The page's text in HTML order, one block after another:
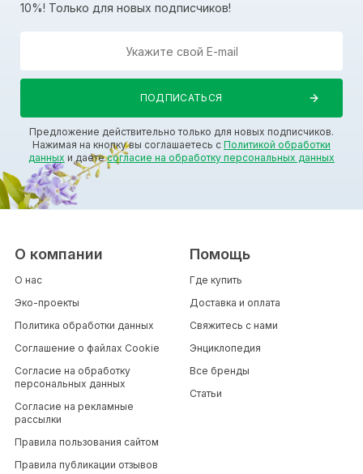
10%! Только для новых подписчиков!
Предложение действительно только для новых подписчиков.
Нажимая на кнопку вы соглашаетесь с Политикой обработки
данных и даетесогласие на обработку персональных данных
О компании
О нас
Эко-проекты
Политика обработки данных
Соглашение о файлах Cookie
Согласие на обработку
персональных данных
Согласие на рекламные
рассылки
Правила пользования сайтом
Правила публикации отзывов
Помощь
Где купить
Доставка и оплата
Свяжитесь с нами
Энциклопедия
Все бренды
Статьи